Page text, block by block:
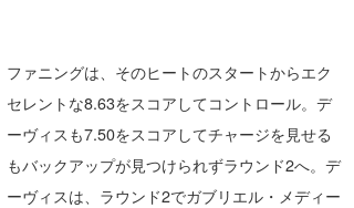
ファニングは、そのヒートのスタートからエク
セレントな8.63をスコアしてコントロール。デ
ーヴィスも7.50をスコアしてチャージを見せる
もバックアップが見つけられずラウンド2へ。デ
ーヴィスは、ラウンド2でガブリエル・メディー